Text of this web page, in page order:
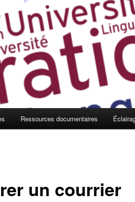
Ressources documentaires
un courrier